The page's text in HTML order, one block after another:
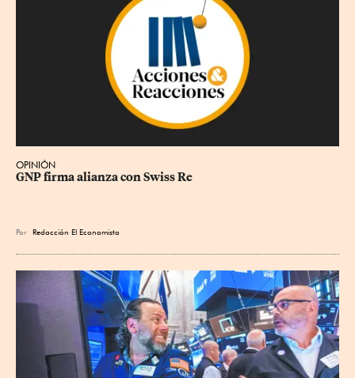
OPINIÓN
GNP firma alianza con Swiss Re
Por Redacción El Economista